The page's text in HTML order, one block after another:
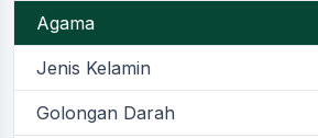
Agama
Jenis Kelamin
Golongan Darah